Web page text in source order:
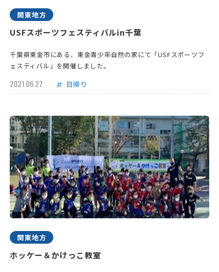
関東地方
USFスポーツフェスティバルin千葉
千葉県東金市にある、東金青少年自然の家にて「USFスポーツフ
ェスティバル」を開催しました。
2021.06.27 日帰り
関東地方
ホッケー＆かけっこ教室